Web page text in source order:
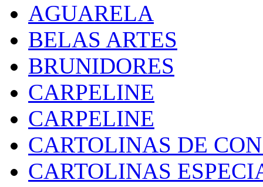
AGUARELA
BELAS ARTES
BRUNIDORES
CARPELINE
CARPELINE
CARTOLINAS DE
CARTOLINAS